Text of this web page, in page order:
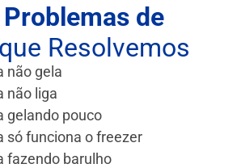
Problemas de
que Resolvemos
não gela
não liga
gelando pouco
só funciona o freezer
fazendo barulho